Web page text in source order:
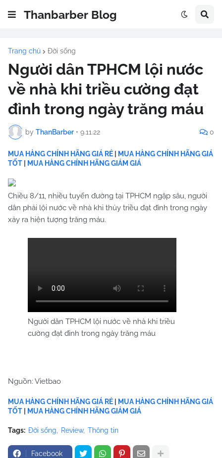
Thanbarber Blog
Trang chủ Đời sống
Người dân TPHCM lội nước
về nhà khi triều cường đạt
đỉnh trong ngày trăng máu
by ThanBarber • 9.11.22 0
MUA HÀNG CHÍNH HÃNG GIÁ RẺ
MUA HÀNG CHÍNH HÃNG GIÁ
TỐT
MUA HÀNG CHÍNH HÃNG GIẢM GIÁ
Chiều 8/11, nhiều tuyến đường tại TPHCM ngập sâu, người
dân phải lội nước về nhà khi thủy triều đạt đỉnh trong ngày
xảy ra hiện tượng trăng máu.
Người dân TPHCM lội nước về nhà khi triều
cường đạt đỉnh trong ngày trăng máu
Nguồn: Vietbao
MUA HÀNG CHÍNH HÃNG GIÁ RẺ
MUA HÀNG CHÍNH HÃNG GIÁ
TỐT
MUA HÀNG CHÍNH HÃNG GIẢM GIÁ
Tags: Đời sống Review Thông tin
Facebook